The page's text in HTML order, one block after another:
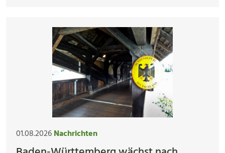
01.08.2026Nachrichten